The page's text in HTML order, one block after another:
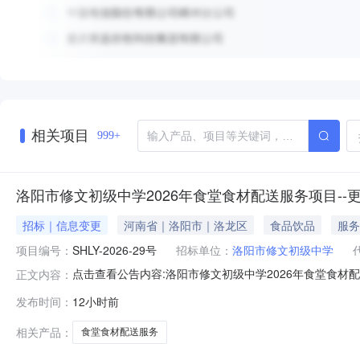
相关项目 999+
洛阳市修文初级中学2026年食堂食材配送服务项目--
招标｜信息变更 河南省｜洛阳市｜洛龙区 食品饮品
服务
项目编号： SHLY-2026-29号 招标单位： 洛阳市修文初级中学
正文内容： 点击查看公告内容:洛阳市修文初级中学2026年食堂食材
发布时间： 12小时前
相关产品：
食堂食材配送服务